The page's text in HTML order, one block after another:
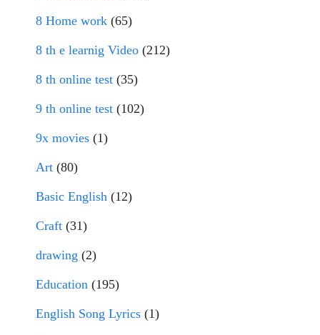
8 Home work (65)
8 th e learnig Video (212)
8 th online test (35)
9 th online test (102)
9x movies (1)
Art (80)
Basic English (12)
Craft (31)
drawing (2)
Education (195)
English Song Lyrics (1)